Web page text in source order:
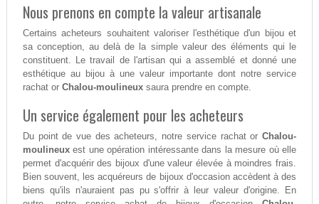
Nous prenons en compte la valeur artisanale
Certains acheteurs souhaitent valoriser l'esthétique d'un bijou et
sa conception, au delà de la simple valeur des éléments qui le
constituent. Le travail de l'artisan qui a assemblé et donné une
esthétique au bijou à une valeur importante dont notre service
rachat or Chalou-moulineuxsaura prendre en compte.
Un service également pour les acheteurs
Du point de vue des acheteurs, notre service rachat orChalou-
moulineuxest une opération intéressante dans la mesure où elle
permet d'acquérir des bijoux d'une valeur élevée à moindres frais.
Bien souvent, les acquéreurs de bijoux d'occasion accèdent à des
biens qu'ils n'auraient pas pu s'offrir à leur valeur d'origine. En